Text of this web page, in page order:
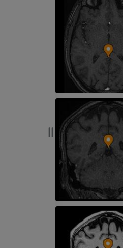
Artériographie du membre
Angiographie
Visible human project
Photographies